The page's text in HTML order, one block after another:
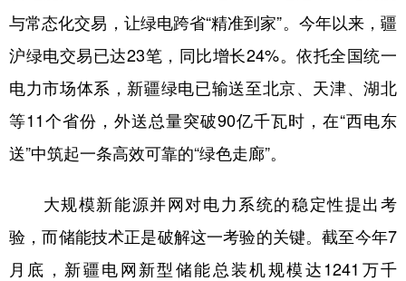
与常态化交易，让绿电跨省“精准到家”。今年以来，疆
沪绿电交易已达23笔，同比增长24%。依托全国统一
电力市场体系，新疆绿电已输送至北京、天津、湖北
等11个省份，外送总量突破90亿千瓦时，在“西电东
送”中筑起一条高效可靠的“绿色走廊”。
大规模新能源并网对电力系统的稳定性提出考
验，而储能技术正是破解这一考验的关键。截至今年7
月底，新疆电网新型储能总装机规模达1241万千